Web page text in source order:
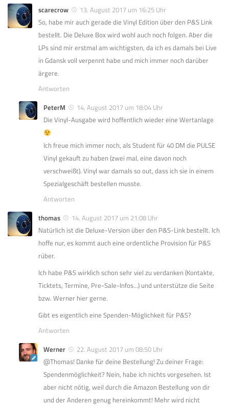
scarecrow
13. August 2017 um 16:25 Uhr
So, habe mir auch gerade die Vinyl Edition über den P&S Link
bestellt. Die Deluxe Box wird wohl auch noch folgen. Aber die
LPs sind mir erstmal am wichtigsten, da ich es damals bei Live
in Gdansk voll verpennt habe und mich immer noch darüber
ärgere.
Antworten
PeterM
14. August 2017 um 18:04 Uhr
Die Vinyl-Ausgabe wird hoffentlich wieder eine Wertanlage
Ich freue mich immer noch, als Student für 40 DM die PULSE
Vinyl gekauft zu haben (zwei mal, eine davon noch
verschweißt). Vinyl war damals so out, dass ich sie in einem
Spezialgeschäft bestellen musste.
Antworten
thomas
14. August 2017 um 21:08 Uhr
Natürlich ist die Deluxe-Version über den P&S-Link bestellt. Ich
hoffe nur, es kommt auch eine ordentliche Provision für P&S
rüber.
Ich habe P&S wirklich schon sehr viel zu verdanken (Kontakte,
Ticktets, Termine, Pre-Sale-Infos…) und unterstütze die Seite
bzw. Werner hier gerne.
Gibt es eigentlich eine Spenden-Möglichkeit für P&S?
Antworten
Werner
22. August 2017 um 08:50 Uhr
@Thomas! Danke für deine Bestellung! Zu deiner Frage:
Spendenmöglichkeit? Nein, habe ich nichts vorgesehen. Ist
aber nicht nötig, weil durch die Amazon Bestellung von dir
und der Anderen genug hereinkommt! Mehr wird nicht